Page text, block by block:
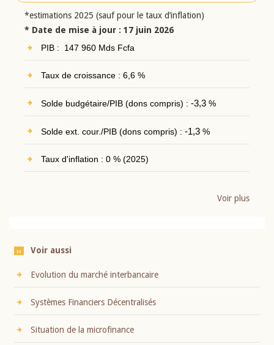
*estimations 2025 (sauf pour le taux d’inflation)
* Date de mise à jour : 17 juin 2026
PIB : 147 960 Mds Fcfa
Taux de croissance : 6,6 %
Solde budgétaire/PIB (dons compris) : -3,3%
Solde ext. cour./PIB (dons compris) : -1,3%
Taux d'inflation : 0 % (2025)
Voir plus
Voir aussi
Evolution du marché interbancaire
Systèmes Financiers Décentralisés
Situation de la microfinance